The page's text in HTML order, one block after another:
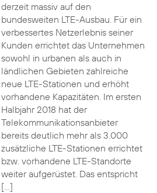
derzeit massiv auf den
bundesweiten LTE-Ausbau. Für ein
verbessertes Netzerlebnis seiner
Kunden errichtet das Unternehmen
sowohl in urbanen als auch in
ländlichen Gebieten zahlreiche
neue LTE-Stationen und erhöht
vorhandene Kapazitäten. Im ersten
Halbjahr 2018 hat der
Telekommunikationsanbieter
bereits deutlich mehr als 3.000
zusätzliche LTE-Stationen errichtet
bzw. vorhandene LTE-Standorte
weiter aufgerüstet. Das entspricht
[…]